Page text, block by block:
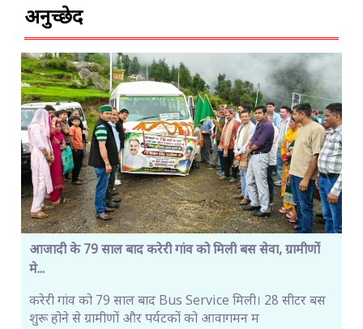
अनुच्छेद
आजादी के 79 साल बाद करेरी गांव को मिली बस सेवा, ग्रामीणों
मे...
करेरी गांव को 79 साल बाद Bus Service मिली। 28 सीटर बस
शुरू होने से ग्रामीणों और पर्यटकों को आवागमन म